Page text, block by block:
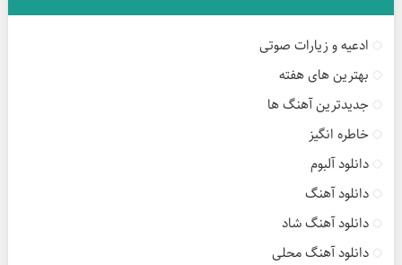
ادعیه و زیارات صوتی
بهترین های هفته
جدیدترین آهنگ ها
خاطره انگیز
دانلود آلبوم
دانلود آهنگ
دانلود آهنگ شاد
دانلود آهنگ محلی